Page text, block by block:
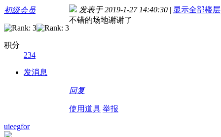
初级会员
积分
234
发消息
发表于 2019-1-27 14:40:30 | 显示全部楼层
不错的场地谢谢了
回复
使用道具 举报
uieegfor